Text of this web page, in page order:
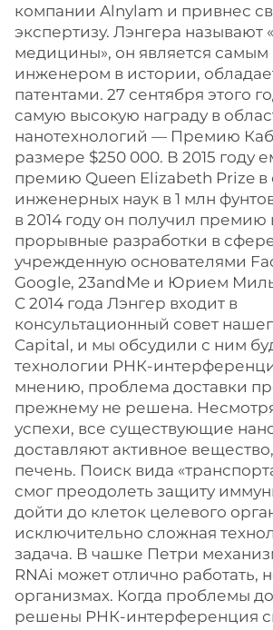
компании Alnylam и привнес
экспертизу. Лэнгера называют
медицины», он является
инженером в истории,
патентами. 27 сентября этого
самую высокую награду в
нанотехнологий — Премию
размере $250 000. В 2015 году
премию Queen Elizabeth Prize в
инженерных наук в 1 млн
в 2014 году он получил премию
прорывные разработки в
учрежденную основателями
Google, 23andMe и Юрием
С 2014 года Лэнгер входит в
консультационный совет
Capital, и мы обсудили с ним
технологии РНК-
мнению, проблема доставки
прежнему не решена.
успехи, все существующие
доставляют активное
печень. Поиск вида
смог преодолеть защиту
дойти до клеток целевого
исключительно сложная
задача. В чашке Петри
RNAi может отлично работать,
организмах. Когда проблемы
решены РНК-интерференция